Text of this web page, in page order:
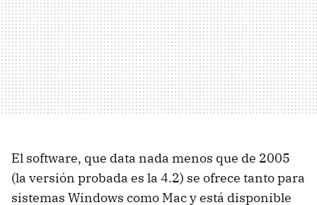
El software, que data nada menos que de 2005
(la versión probada es la 4.2) se ofrece tanto para
sistemas Windows como Mac y está disponible